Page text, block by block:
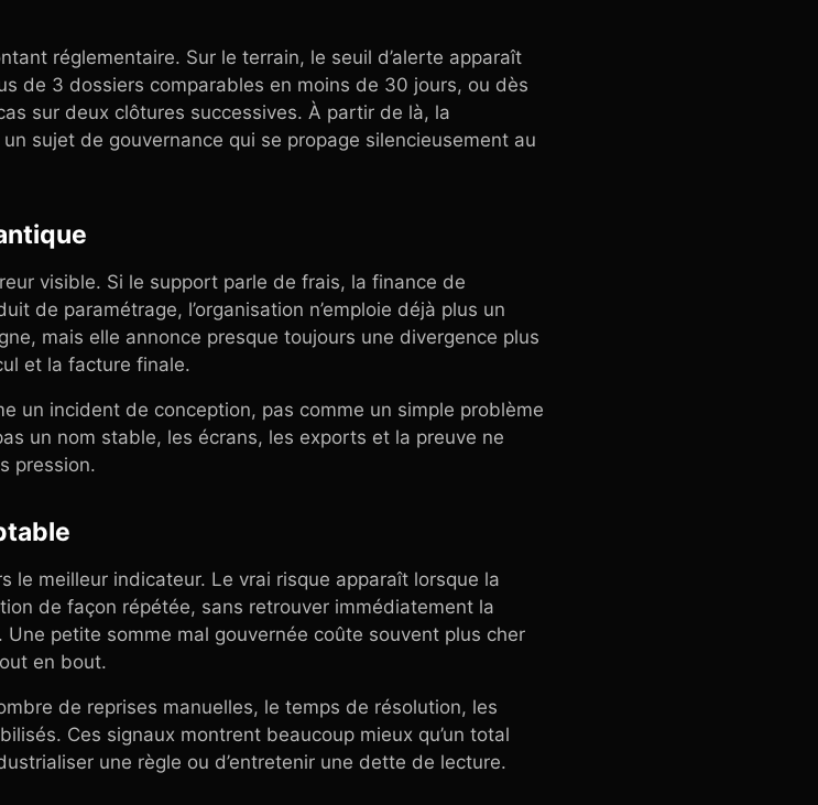
réglementaire. Sur le terrain, le seuil d’alerte apparaît
de 3 dossiers comparables en moins de 30 jours, ou dès
sur deux clôtures successives. À partir de là, la
sujet de gouvernance qui se propage silencieusement au
visible. Si le support parle de frais, la finance de
de paramétrage, l’organisation n’emploie déjà plus un
mais elle annonce presque toujours une divergence plus
et la facture finale.
un incident de conception, pas comme un simple problème
un nom stable, les écrans, les exports et la preuve ne
pression.
le meilleur indicateur. Le vrai risque apparaît lorsque la
de façon répétée, sans retrouver immédiatement la
Une petite somme mal gouvernée coûte souvent plus cher
en bout.
de reprises manuelles, le temps de résolution, les
Ces signaux montrent beaucoup mieux qu’un total
une règle ou d’entretenir une dette de lecture.